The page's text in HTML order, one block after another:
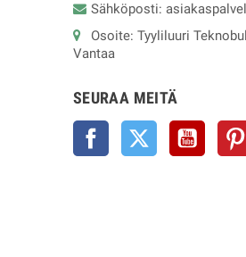
Sähköposti:
Osoite: Tyyliluuri
Vantaa
SEURAA MEITÄ
Facebook Twitter